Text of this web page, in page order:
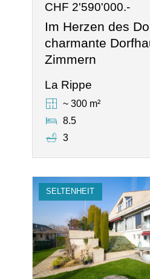
CHF 2'590'000.-
Im Herzen des
charmante
Zimmern
La Rippe
~ 300 m²
8.5
3
SELTENHEIT